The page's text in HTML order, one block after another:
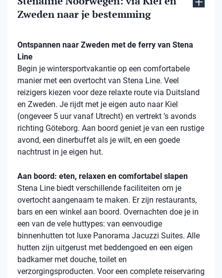
Zweden naar je bestemming
Ontspannen naar Zweden met de ferry van Stena
Line
Begin je wintersportvakantie op een comfortabele
manier met een overtocht van Stena Line. Veel
reizigers kiezen voor deze relaxte route via Duitsland
en Zweden. Je rijdt met je eigen auto naar Kiel
(ongeveer 5 uur vanaf Utrecht) en vertrekt ’s avonds
richting Göteborg. Aan boord geniet je van een rustige
avond, een dinerbuffet als je wilt, en een goede
nachtrust in je eigen hut.
Aan boord: eten, relaxen en comfortabel slapen
Stena Line biedt verschillende faciliteiten om je
overtocht aangenaam te maken. Er zijn restaurants,
bars en een winkel aan boord. Overnachten doe je in
een van de vele huttypes: van eenvoudige
binnenhutten tot luxe Panorama Jacuzzi Suites. Alle
hutten zijn uitgerust met beddengoed en een eigen
badkamer met douche, toilet en
verzorgingsproducten. Voor een complete reiservaring